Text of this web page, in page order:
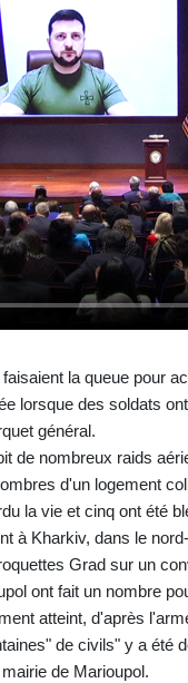
la queue pour
lorsque des soldats
général.
de nombreux raids
d'un logement
la vie et cinq ont été
à Kharkiv, dans le
Grad sur un
ont fait un nombre
atteint, d'après
de civils" y a été
de Marioupol.